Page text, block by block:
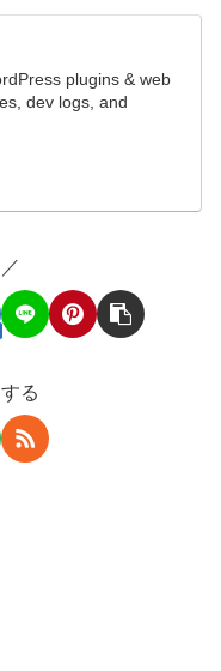
plugins & web
dev logs, and
る